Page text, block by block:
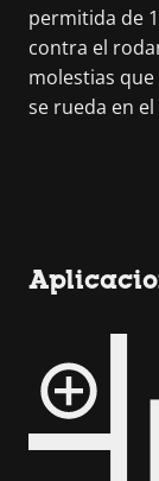
permitida de
contra el
molestias
se rueda en